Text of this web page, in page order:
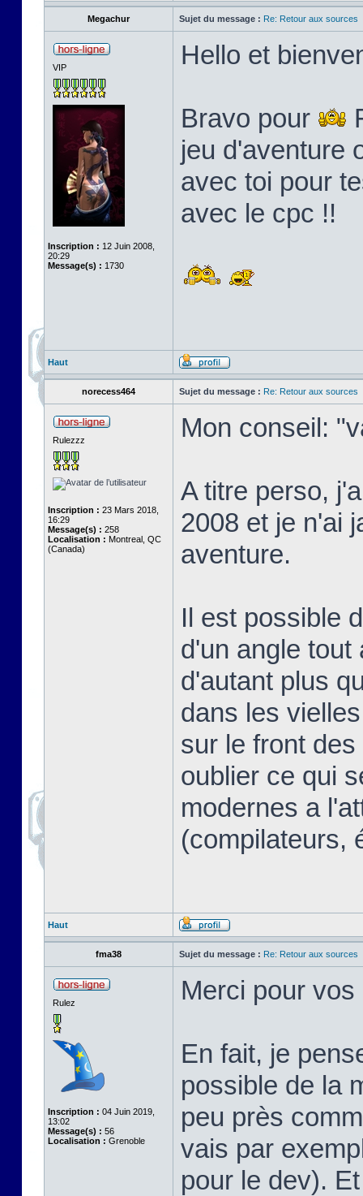
Megachur Sujet du message : Re: Retour aux sources
VIP
Inscription : 12 Juin 2008,
20:29
Message(s) : 1730
Hello et
Bravo pour
jeu d'aventure
avec toi pour
avec le cpc !!
Haut
norecess464 Sujet du message : Re: Retour aux sources
Rulezzz
Inscription : 23 Mars 2018,
16:29
Message(s) : 258
Localisation : Montreal, QC
(Canada)
Mon conseil:
A titre perso,
2008 et je n'ai
aventure.
Il est possible
d'un angle tout
d'autant plus
dans les
sur le front
oublier ce qui
modernes a
(compilateurs,
Haut
fma38 Sujet du message : Re: Retour aux sources
Rulez
Inscription : 04 Juin 2019,
13:02
Message(s) : 56
Localisation : Grenoble
Merci pour
En fait, je
possible de la
peu près
vais par
pour le dev).